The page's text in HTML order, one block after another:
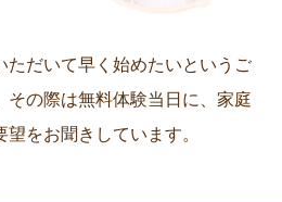
ただいて早く始めたいというご
その際は無料体験当日に、家庭
をお聞きしています。